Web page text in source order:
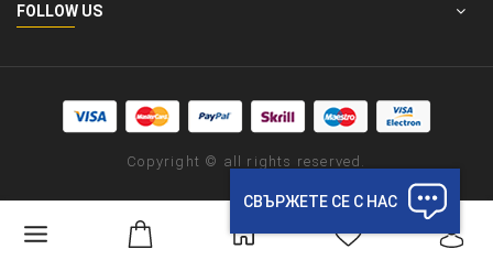
FOLLOW US
Copyright © all rights reserved.
СВЪРЖЕТЕ СЕ С НАС